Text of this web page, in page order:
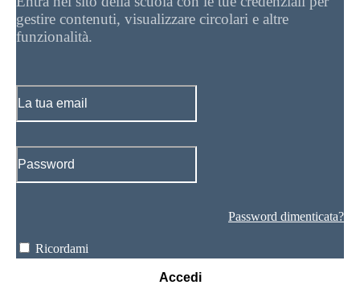
gestire contenuti, visualizzare circolari e altre
funzionalità.
Password dimenticata?
Ricordami
Accedi